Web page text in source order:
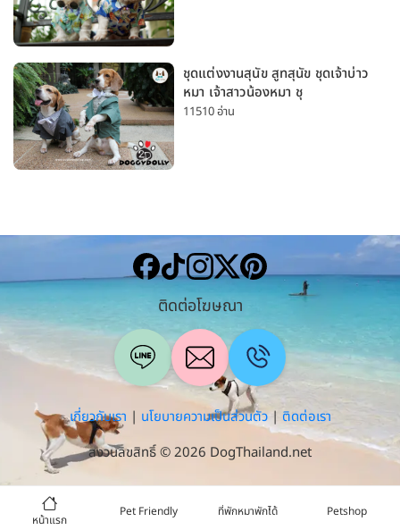
ชุดแต่งงานสุนัข สูทสุนัข ชุดเจ้าบ่าว
หมา เจ้าสาวน้องหมา ชุ
11510 อ่าน
หน้าแรก
Pet Friendly ที่พักหมาพักได้ Petshop
ติดต่อโฆษณา
เกี่ยวกับเรา | นโยบายความเป็นส่วนตัว| ติดต่อเรา
สงวนลิขสิทธิ์ © 2026 DogThailand.net